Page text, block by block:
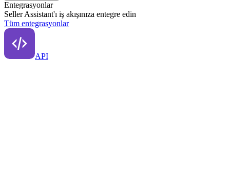
Entegrasyonlar
Seller Assistant'ı iş akışınıza entegre edin
Tüm entegrasyonlar
API